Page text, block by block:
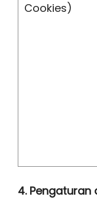
Cookies)
4. Pengaturan